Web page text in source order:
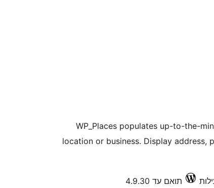
WP_Places populates up-to-the-
location or business. Display address,
תואם עד 4.9.30